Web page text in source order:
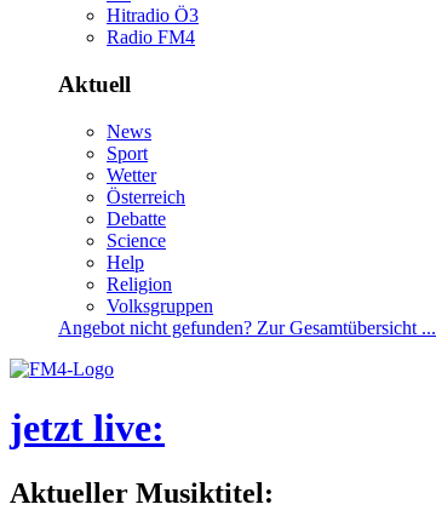
HitradioÖ3
RadioFM4
Aktuell
News
Sport
Wetter
Österreich
Debatte
Science
Help
Religion
Volksgruppen
Angebotnichtgefunden?ZurGesamtübersicht...
jetztlive:
AktuellerMusiktitel: